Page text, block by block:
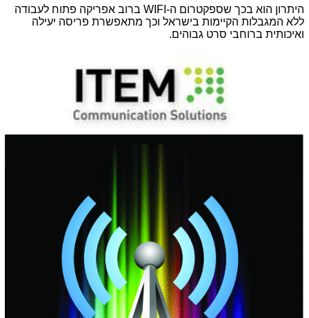
היתרון הוא בכך שספקטרום ה- WIFI ברוב אפריקה פתוח לעבודה
ללא המגבלות הקיימות בישראל וכך מתאפשרת פריסה יעילה
ואיכותית ברוחבי סרט גבוהים.